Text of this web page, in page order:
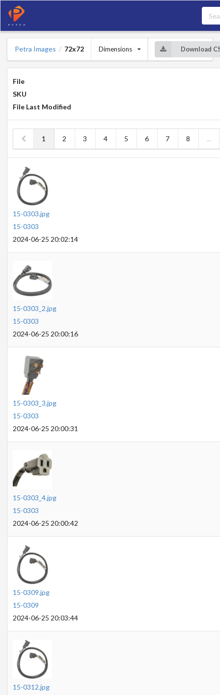
Petra Images / 72x72 Dimensions Download
File
SKU
File Last Modified
1 2 3 4 5 6 7 8 ...
15-0303.jpg
15-0303
2024-06-25 20:02:14
15-0303_2.jpg
15-0303
2024-06-25 20:00:16
15-0303_3.jpg
15-0303
2024-06-25 20:00:31
15-0303_4.jpg
15-0303
2024-06-25 20:00:42
15-0309.jpg
15-0309
2024-06-25 20:03:44
15-0312.jpg